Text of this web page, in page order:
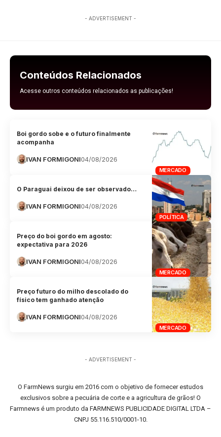
- ADVERTISEMENT -
Conteúdos Relacionados
Acesse outros conteúdos relacionados as publicações!
MERCADO
Boi gordo sobe e o futuro finalmente
acompanha
IVAN FORMIGONI04/08/2026
POLÍTICA
O Paraguai deixou de ser observado…
IVAN FORMIGONI04/08/2026
MERCADO
Preço do boi gordo em agosto:
expectativa para 2026
IVAN FORMIGONI04/08/2026
MERCADO
Preço futuro do milho descolado do
físico tem ganhado atenção
IVAN FORMIGONI04/08/2026
- ADVERTISEMENT -
O FarmNews surgiu em 2016 com o objetivo de fornecer estudos
exclusivos sobre a pecuária de corte e a agricultura de grãos! O
Farmnews é um produto da FARMNEWS PUBLICIDADE DIGITAL LTDA –
CNPJ 55.116.510/0001-10.